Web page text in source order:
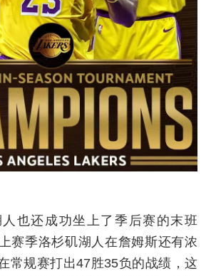
人也还成功坐上了季后赛的末班
赛季洛杉矶湖人在詹姆斯还有浓
常规赛打出47胜35负的战绩，这